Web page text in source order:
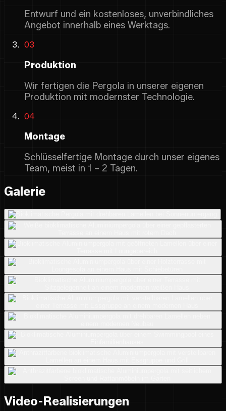
Entwurf und ein kostenloses, unverbindliches
Angebot innerhalb eines Werktags.
03
Produktion
Wir fertigen die Pergola in unserer eigenen
Produktion mit modernster Technologie.
04
Montage
Schlüsselfertige Montage durch unser eigenes
Team, meist in 1 – 2 Tagen.
Galerie
Video-Realisierungen